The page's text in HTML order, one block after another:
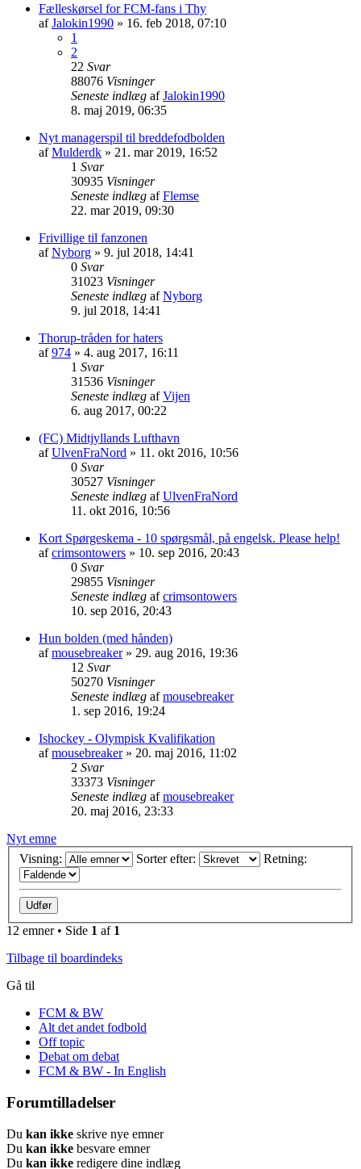
Fælleskørsel for FCM-fans i Thy
afJalokin1990 » 16. feb 2018, 07:10
1
2
22 Svar
88076 Visninger
Seneste indlæg afJalokin1990
8. maj 2019, 06:35
Nyt managerspil til breddefodbolden
afMulderdk » 21. mar 2019, 16:52
1 Svar
30935 Visninger
Seneste indlæg afFlemse
22. mar 2019, 09:30
Frivillige til fanzonen
afNyborg » 9. jul 2018, 14:41
0 Svar
31023 Visninger
Seneste indlæg afNyborg
9. jul 2018, 14:41
Thorup-tråden for haters
af974 » 4. aug 2017, 16:11
1 Svar
31536 Visninger
Seneste indlæg afVijen
6. aug 2017, 00:22
(FC) Midtjyllands Lufthavn
afUlvenFraNord » 11. okt 2016, 10:56
0 Svar
30527 Visninger
Seneste indlæg afUlvenFraNord
11. okt 2016, 10:56
Kort Spørgeskema - 10 spørgsmål, på engelsk. Please help!
afcrimsontowers » 10. sep 2016, 20:43
0 Svar
29855 Visninger
Seneste indlæg afcrimsontowers
10. sep 2016, 20:43
Hun bolden (med hånden)
afmousebreaker» 29. aug 2016, 19:36
12 Svar
50270 Visninger
Seneste indlæg afmousebreaker
1. sep 2016, 19:24
Ishockey - Olympisk Kvalifikation
afmousebreaker» 20. maj 2016, 11:02
2 Svar
33373 Visninger
Seneste indlæg afmousebreaker
20. maj 2016, 23:33
Nyt emne
Visning:
Sorter efter: Retning:
12 emner • Side 1 af 1
Tilbage til boardindeks
Gå til
FCM & BW
Alt det andet fodbold
Off topic
Debat om debat
FCM & BW - In English
Forumtilladelser
Du kan ikke skrive nye emner
Du kan ikke besvare emner
Du kan ikke redigere dine indlæg